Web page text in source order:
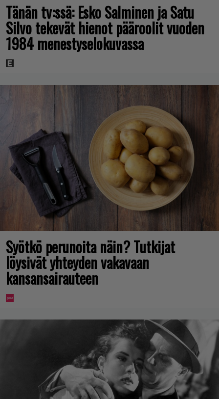
Tänän tv:ssä: Esko Salminen ja Satu
Silvo tekevät hienot pääroolit vuoden
1984 menestyselokuvassa
Syötkö perunoita näin? Tutkijat
löysivät yhteyden vakavaan
kansansairauteen